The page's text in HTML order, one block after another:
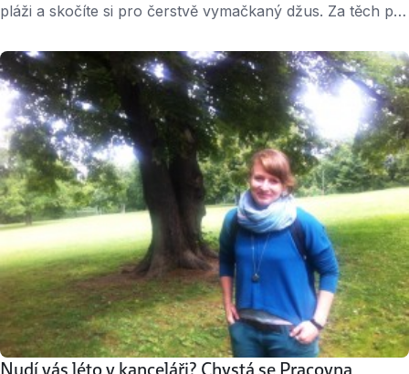
pláži a skočíte si pro čerstvě vymačkaný džus. Za těch pár
zaplivaném, stánku mají nejlepší. A pak se pustíte do
práce. Protože klienti v Česku nepočkají. ↑ Bez kanceláře.
Cestovatel a digitální nomád Adam Marčan pracuje …
Nudí vás léto v kanceláři? Chystá se Pracovna